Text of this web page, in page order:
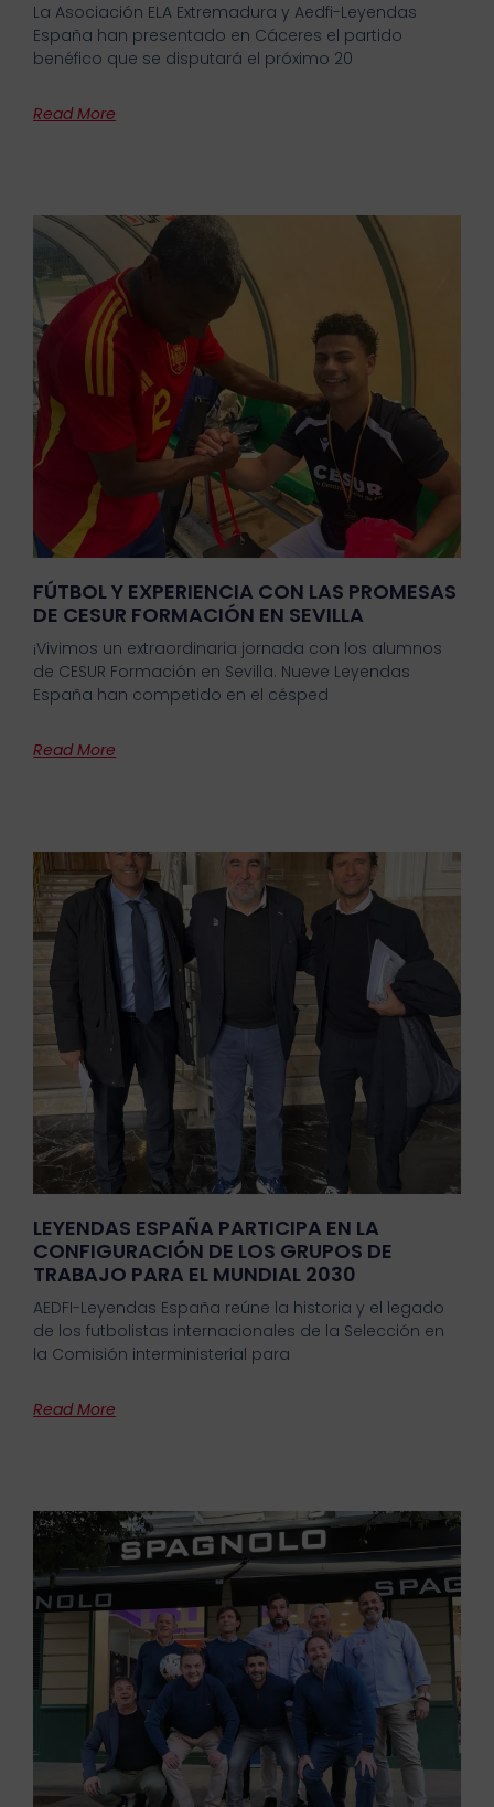
La Asociación ELA Extremadura y Aedfi-Leyendas
España han presentado en Cáceres el partido
benéfico que se disputará el próximo 20
Read More
FÚTBOL Y EXPERIENCIA CON LAS PROMESAS
DE CESUR FORMACIÓN EN SEVILLA
¡Vivimos un extraordinaria jornada con los alumnos
de CESUR Formación en Sevilla. Nueve Leyendas
España han competido en el césped
Read More
LEYENDAS ESPAÑA PARTICIPA EN LA
CONFIGURACIÓN DE LOS GRUPOS DE
TRABAJO PARA EL MUNDIAL 2030
AEDFI-Leyendas España reúne la historia y el legado
de los futbolistas internacionales de la Selección en
la Comisión interministerial para
Read More